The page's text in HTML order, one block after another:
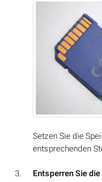
Setzen Sie die
entsprechenden
Entsperren Sie